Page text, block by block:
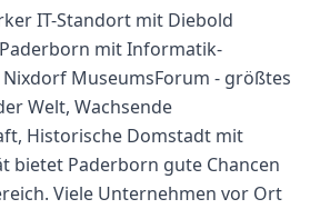
IT-Standort mit Diebold
mit Informatik-
MuseumsForum - größtes
Welt, Wachsende
Historische Domstadt mit
bietet Paderborn gute Chancen
Viele Unternehmen vor Ort